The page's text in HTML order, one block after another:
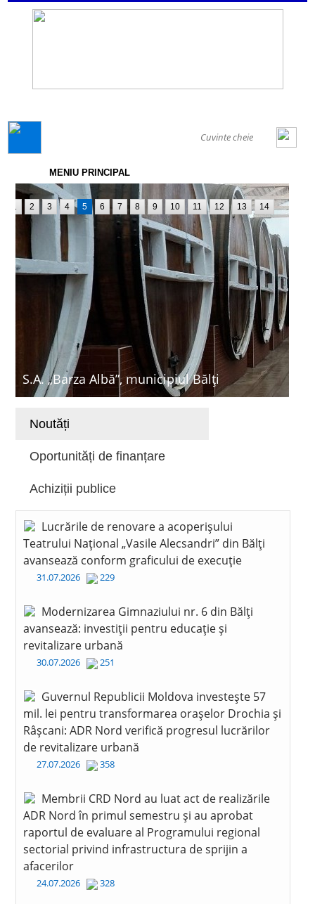
MENIU PRINCIPAL
S.A. „Barza Albă”, municipiul Bălți
1 2 3 4 5 6 7 8 9 10 11 12 13 14
Noutăți
Oportunități de finanțare
Achiziții publice
Lucrările de renovare a acoperișului
Teatrului Național „Vasile Alecsandri” din Bălți
avansează conform graficului de execuție
31.07.2026 229
Modernizarea Gimnaziului nr. 6 din Bălți
avansează: investiții pentru educație și
revitalizare urbană
30.07.2026 251
Guvernul Republicii Moldova investește 57
mil. lei pentru transformarea orașelor Drochia și
Râșcani: ADR Nord verifică progresul lucrărilor
de revitalizare urbană
27.07.2026 358
Membrii CRD Nord au luat act de realizările
ADR Nord în primul semestru și au aprobat
raportul de evaluare al Programului regional
sectorial privind infrastructura de sprijin a
afacerilor
24.07.2026 328